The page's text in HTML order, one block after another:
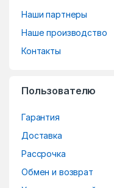
Наши партнеры
Наше производство
Контакты
Пользователю
Гарантия
Доставка
Рассрочка
Обмен и возврат